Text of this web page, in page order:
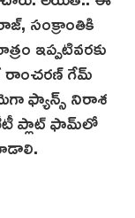
సంక్రాంతికి
ఇప్పటివరకు
రాంచరణ్ గేమ్
ఫ్యాన్స్ నిరాశ
ప్లాట్ ఫామ్‌లో